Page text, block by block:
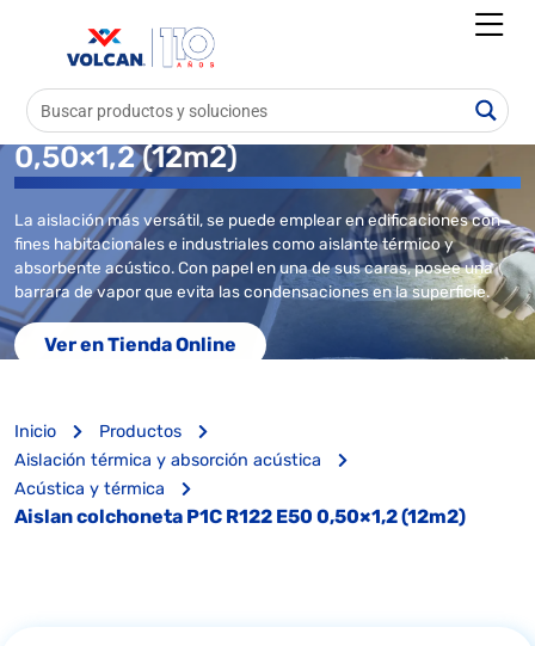
Aislan colchoneta P1C R122 E50
0,50×1,2 (12m2)
La aislación más versátil, se puede emplear en edificaciones con
fines habitacionales e industriales como aislante térmico y
absorbente acústico. Con papel en una de sus caras, posee una
barrara de vapor que evita las condensaciones en la superficie.
Ver en Tienda Online
Inicio
Productos
Aislación térmica y absorción acústica
Acústica y térmica
Aislan colchoneta P1C R122 E50 0,50×1,2 (12m2)